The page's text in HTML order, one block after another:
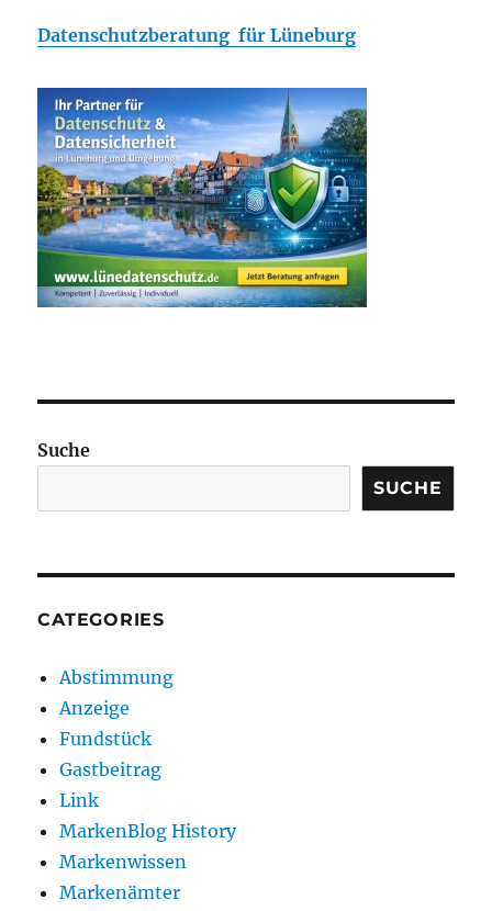
Datenschutzberatung für Lüneburg
Suche
SUCHE
CATEGORIES
Abstimmung
Anzeige
Fundstück
Gastbeitrag
Link
MarkenBlog History
Markenwissen
Markenämter